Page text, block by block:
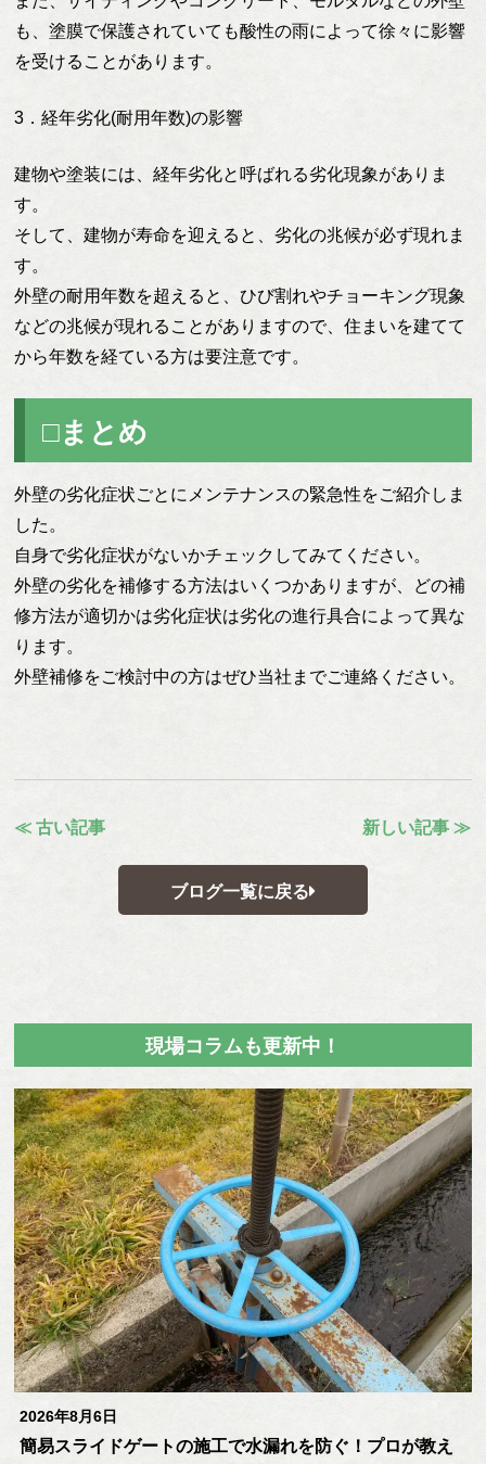
も、塗膜で保護されていても酸性の雨によって徐々に影響
を受けることがあります。
3．経年劣化(耐用年数)の影響
建物や塗装には、経年劣化と呼ばれる劣化現象がありま
す。
そして、建物が寿命を迎えると、劣化の兆候が必ず現れま
す。
外壁の耐用年数を超えると、ひび割れやチョーキング現象
などの兆候が現れることがありますので、住まいを建てて
から年数を経ている方は要注意です。
□まとめ
外壁の劣化症状ごとにメンテナンスの緊急性をご紹介しま
した。
自身で劣化症状がないかチェックしてみてください。
外壁の劣化を補修する方法はいくつかありますが、どの補
修方法が適切かは劣化症状は劣化の進行具合によって異な
ります。
外壁補修をご検討中の方はぜひ当社までご連絡ください。
≪ 古い記事 新しい記事 ≫
ブログ一覧に戻る
現場コラムも更新中！
2026年8月6日
簡易スライドゲートの施工で水漏れを防ぐ！プロが教え